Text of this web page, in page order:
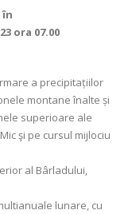
în
ora 07.00
a precipitațiilor
montane înalte și
superioare ale
şi pe cursul mijlociu
al Bârladului,
lunare, cu